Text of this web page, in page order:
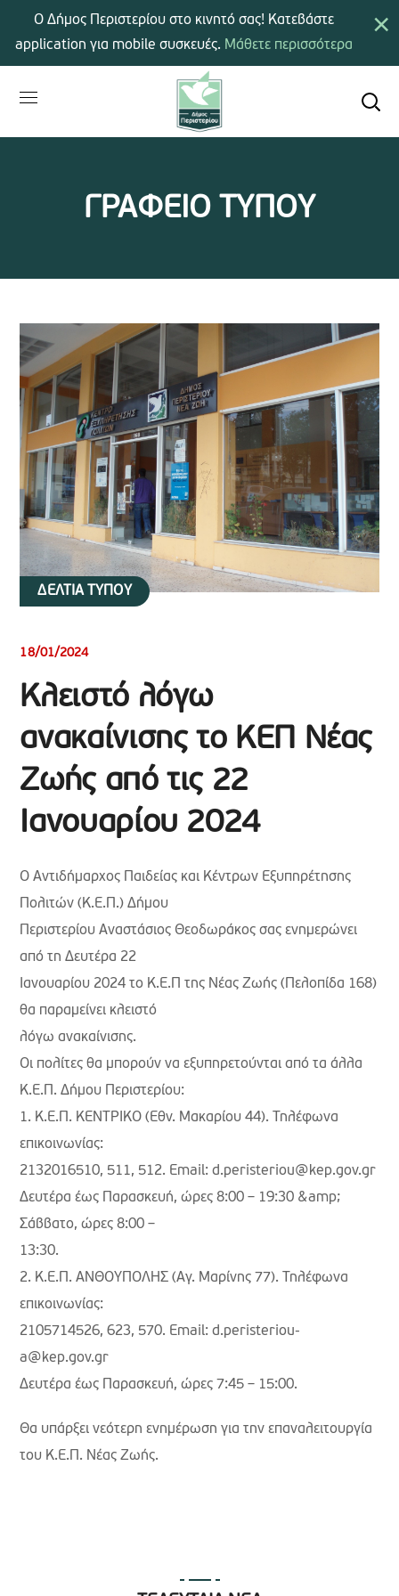
ΓΡΑΦΕΙΟ ΤΥΠΟΥ
ΔΕΛΤΙΑ ΤΥΠΟΥ
18/01/2024
Κλειστό λόγω
ανακαίνισης το ΚΕΠ Νέας
Ζωής από τις 22
Ιανουαρίου 2024
Ο Αντιδήμαρχος Παιδείας και Κέντρων Εξυπηρέτησης
Πολιτών (Κ.Ε.Π.) Δήμου
Περιστερίου Αναστάσιος Θεοδωράκος σας ενημερώνει
από τη Δευτέρα 22
Ιανουαρίου 2024 το Κ.Ε.Π της Νέας Ζωής (Πελοπίδα 168)
θα παραμείνει κλειστό
λόγω ανακαίνισης.
Οι πολίτες θα μπορούν να εξυπηρετούνται από τα άλλα
Κ.Ε.Π. Δήμου Περιστερίου:
1. Κ.Ε.Π. ΚΕΝΤΡΙΚΟ (Εθν. Μακαρίου 44). Τηλέφωνα
επικοινωνίας:
2132016510, 511, 512. Email: d.peristeriou@kep.gov.gr
Δευτέρα έως Παρασκευή, ώρες 8:00 – 19:30 &amp;
Σάββατο, ώρες 8:00 –
13:30.
2. K.E.Π. ΑΝΘΟΥΠΟΛΗΣ (Αγ. Μαρίνης 77). Τηλέφωνα
επικοινωνίας:
2105714526, 623, 570. Email: d.peristeriou-
a@kep.gov.gr
Δευτέρα έως Παρασκευή, ώρες 7:45 – 15:00.
Θα υπάρξει νεότερη ενημέρωση για την επαναλειτουργία
του Κ.Ε.Π. Νέας Ζωής.
×
Ο Δήμος Περιστερίου στο κινητό σας! Κατεβάστε
application για mobile συσκευές. Μάθετε περισσότερα